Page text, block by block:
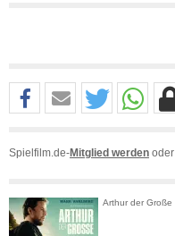
Spielfilm.de-Mitglied werden oder
Arthur der Große